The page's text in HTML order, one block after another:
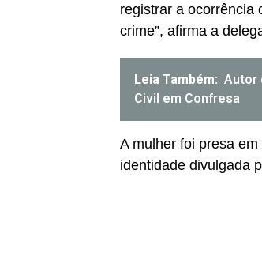
registrar a ocorrência
crime”, afirma a
Leia Também: Autor
Civil em Confresa
A mulher foi presa
identidade divulgada